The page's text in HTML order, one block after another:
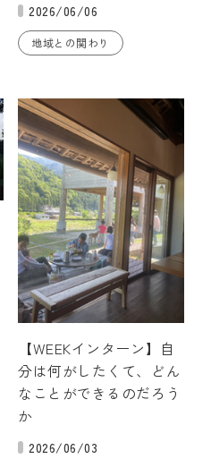
2026/06/06
地域との関わり
【WEEKインターン】自
分は何がしたくて、どん
なことができるのだろう
か
2026/06/03